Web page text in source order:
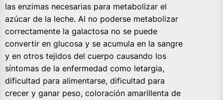
las enzimas necesarias para metabolizar el
azúcar de la leche. Al no poderse metabolizar
correctamente la galactosa no se puede
convertir en glucosa y se acumula en la sangre
y en otros tejidos del cuerpo causando los
síntomas de la enfermedad como letargia,
dificultad para alimentarse, dificultad para
crecer y ganar peso, coloración amarillenta de